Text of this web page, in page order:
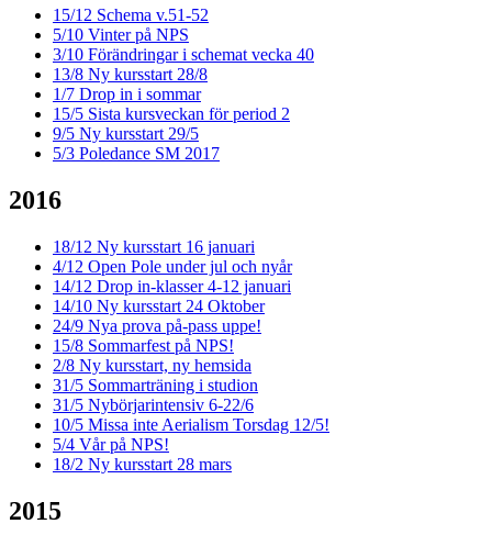
15/12 Schema v.51-52
5/10 Vinter på NPS
3/10 Förändringar i schemat vecka 40
13/8 Ny kursstart 28/8
1/7 Drop in i sommar
15/5 Sista kursveckan för period 2
9/5 Ny kursstart 29/5
5/3 Poledance SM 2017
2016
18/12 Ny kursstart 16 januari
4/12 Open Pole under jul och nyår
14/12 Drop in-klasser 4-12 januari
14/10 Ny kursstart 24 Oktober
24/9 Nya prova på-pass uppe!
15/8 Sommarfest på NPS!
2/8 Ny kursstart, ny hemsida
31/5 Sommarträning i studion
31/5 Nybörjarintensiv 6-22/6
10/5 Missa inte Aerialism Torsdag 12/5!
5/4 Vår på NPS!
18/2 Ny kursstart 28 mars
2015